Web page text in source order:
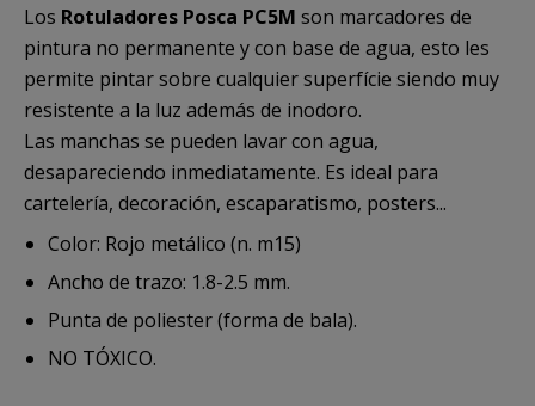
Los Rotuladores Posca PC5M son marcadores de
pintura no permanente y con base de agua, esto les
permite pintar sobre cualquier superfície siendo muy
resistente a la luz además de inodoro.
Las manchas se pueden lavar con agua,
desapareciendo inmediatamente. Es ideal para
cartelería, decoración, escaparatismo, posters...
Color: Rojo metálico (n. m15)
Ancho de trazo: 1.8-2.5 mm.
Punta de poliester (forma de bala).
NO TÓXICO.